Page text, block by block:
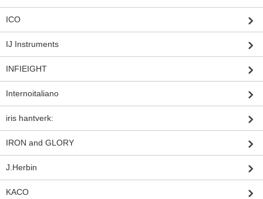
ICO
IJ Instruments
INFIEIGHT
Internoitaliano
iris hantverk:
IRON and GLORY
J.Herbin
KACO